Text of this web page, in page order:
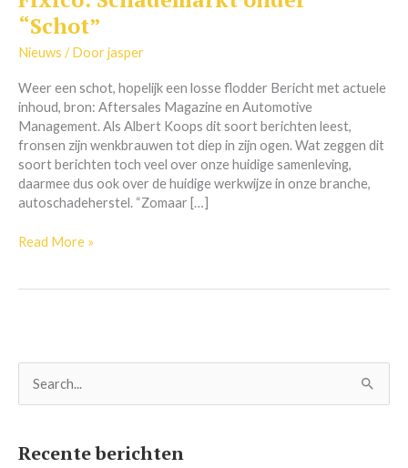
“Schot”
Nieuws / Doorjasper
Weer een schot, hopelijk een losse flodder Bericht met actuele
inhoud, bron: Aftersales Magazine en Automotive
Management. Als Albert Koops dit soort berichten leest,
fronsen zijn wenkbrauwen tot diep in zijn ogen. Wat zeggen dit
soort berichten toch veel over onze huidige samenleving,
daarmee dus ook over de huidige werkwijze in onze branche,
autoschadeherstel. “Zomaar […]
Schademarkt
onder
“Schot”
Read More »
Recente berichten